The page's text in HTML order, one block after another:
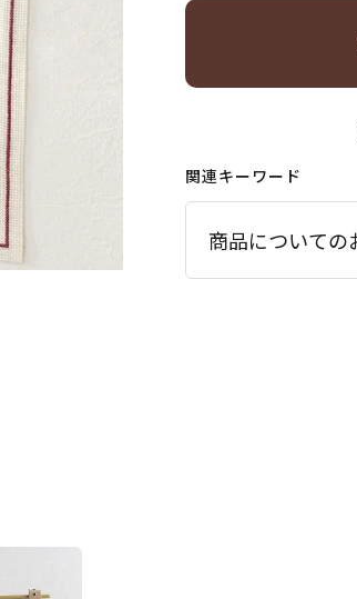
関連キーワード
商品についての